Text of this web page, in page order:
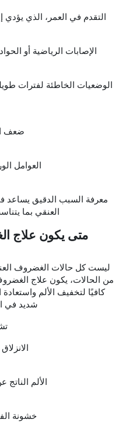
التقدم في العمر، الذي يؤدي
الإصابات الرياضية أو
الوضعيات الخاطئة لفترات
ضعف
العوامل
معرفة السبب الدقيق يساعد
العنقي بما
متى يكون علاج
ليست كل حالات الغضروف
من الحالات، يكون علاج
كافيًا لتخفيف الألم
شديد في
الألم
خشونة